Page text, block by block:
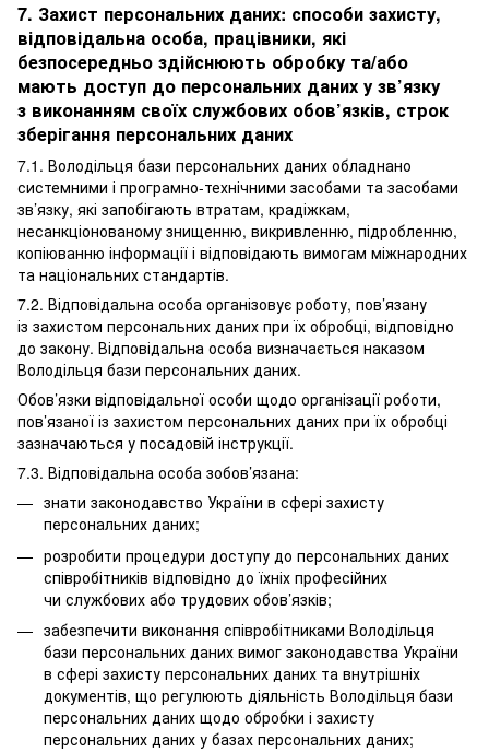
7. Захист персональних даних: способи захисту,
відповідальна особа, працівники, які
безпосередньо здійснюють обробку та/або
мають доступ до персональних даних у зв’язку
з виконанням своїх службових обов’язків, строк
зберігання персональних даних
7.1. Володільця бази персональних даних обладнано
системними і програмно-технічними засобами та засобами
зв’язку, які запобігають втратам, крадіжкам,
несанкціонованому знищенню, викривленню, підробленню,
копіюванню інформації і відповідають вимогам міжнародних
та національних стандартів.
7.2. Відповідальна особа організовує роботу, пов’язану
із захистом персональних даних при їх обробці, відповідно
до закону. Відповідальна особа визначається наказом
Володільця бази персональних даних.
Обов’язки відповідальної особи щодо організації роботи,
пов’язаної із захистом персональних даних при їх обробці
зазначаються у посадовій інструкції.
7.3. Відповідальна особа зобов’язана:
знати законодавство України в сфері захисту
персональних даних;
розробити процедури доступу до персональних даних
співробітників відповідно до їхніх професійних
чи службових або трудових обов’язків;
забезпечити виконання співробітниками Володільця
бази персональних даних вимог законодавства України
в сфері захисту персональних даних та внутрішніх
документів, що регулюють діяльність Володільця бази
персональних даних щодо обробки і захисту
персональних даних у базах персональних даних;